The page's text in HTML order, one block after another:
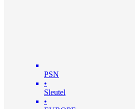
PSN
•
Sleutel
•